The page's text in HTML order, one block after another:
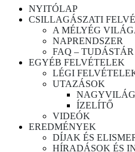
NYITÓLAP
CSILLAGÁSZATI
A MÉLYÉG
NAPRENDSZER
FAQ – TUDÁSTÁR
EGYÉB FELVÉTELEK
LÉGI
UTAZÁSOK
NAGYVILÁG
ÍZELÍTŐ
VIDEÓK
EREDMÉNYEK
DÍJAK ÉS
HÍRADÁSOK ÉS